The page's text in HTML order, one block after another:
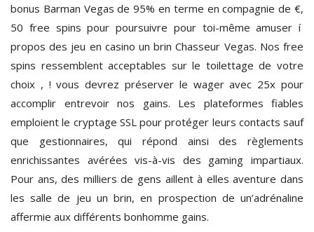
bonus Barman Vegas de 95% en terme en compagnie de €,
50 free spins pour poursuivre pour toi-même amuser í
propos des jeu en casino un brin Chasseur Vegas. Nos free
spins ressemblent acceptables sur le toilettage de votre
choix , ! vous devrez préserver le wager avec 25x pour
accomplir entrevoir nos gains. Les plateformes fiables
emploient le cryptage SSL pour protéger leurs contacts sauf
que gestionnaires, qui répond ainsi des règlements
enrichissantes avérées vis-à-vis des gaming impartiaux.
Pour ans, des milliers de gens aillent à elles aventure dans
les salle de jeu un brin, en prospection de un’adrénaline
affermie aux différents bonhomme gains.